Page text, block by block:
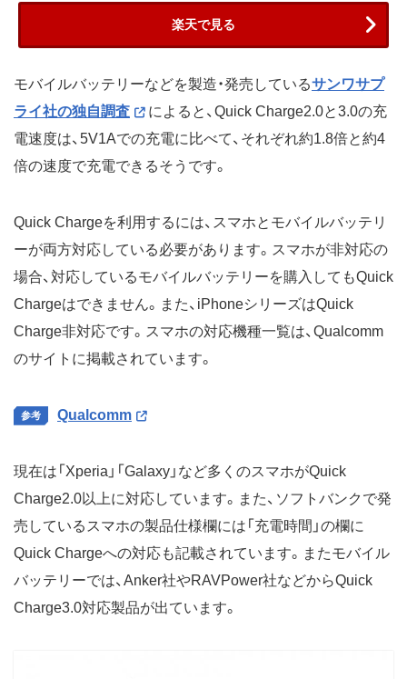
楽天で見る
モバイルバッテリーなどを製造・発売しているサンワサプ
ライ社の独自調査
によると、Quick Charge2.0と3.0の充
電速度は、5V1Aでの充電に比べて、それぞれ約1.8倍と約4
倍の速度で充電できるそうです。
Quick Chargeを利用するには、スマホとモバイルバッテリ
ーが両方対応している必要があります。スマホが非対応の
場合、対応しているモバイルバッテリーを購入してもQuick
Chargeはできません。また、iPhoneシリーズはQuick
Charge非対応です。スマホの対応機種一覧は、Qualcomm
のサイトに掲載されています。
Qualcomm
現在は「Xperia」「Galaxy」など多くのスマホがQuick
Charge2.0以上に対応しています。また、ソフトバンクで発
売しているスマホの製品仕様欄には「充電時間」の欄に
Quick Chargeへの対応も記載されています。またモバイル
バッテリーでは、Anker社やRAVPower社などからQuick
Charge3.0対応製品が出ています。